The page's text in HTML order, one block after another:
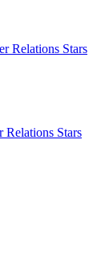
Relations Stars
Relations Stars